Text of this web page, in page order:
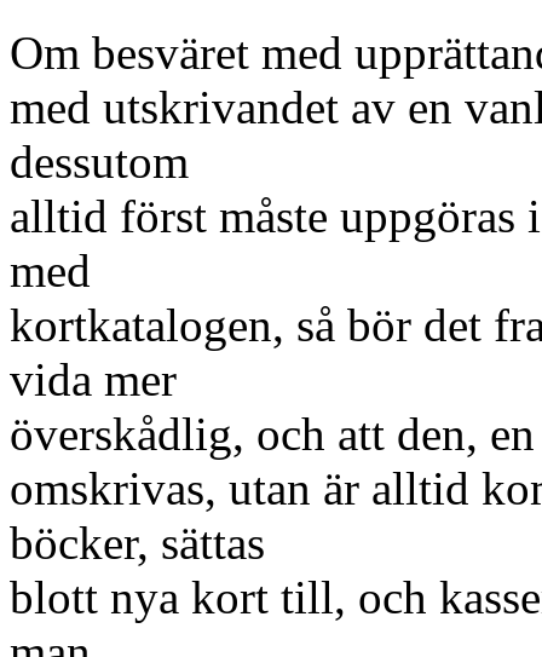
Om besväret med
med utskrivandet av en
dessutom
alltid först måste
med
kortkatalogen, så bör det
vida mer
överskådlig, och att den,
omskrivas, utan är alltid
böcker, sättas
blott nya kort till, och